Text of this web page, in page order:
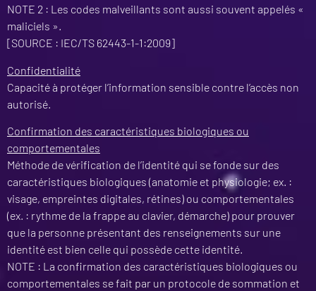
NOTE 2 : Les codes malveillants sont aussi souvent appelés «
maliciels ».
[SOURCE : IEC/TS 62443-1-1:2009]
Confidentialité
Capacité à protéger l’information sensible contre l’accès non
autorisé.
Confirmation des caractéristiques biologiques ou
comportementales
Méthode de vérification de l’identité qui se fonde sur des
caractéristiques biologiques (anatomie et physiologie; ex. :
visage, empreintes digitales, rétines) ou comportementales
(ex. : rythme de la frappe au clavier, démarche) pour prouver
que la personne présentant des renseignements sur une
identité est bien celle qui possède cette identité.
NOTE : La confirmation des caractéristiques biologiques ou
comportementales se fait par un protocole de sommation et